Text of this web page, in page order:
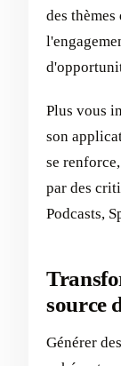
des
Plus vous
son
se
par des
Podcasts,
source
Générer